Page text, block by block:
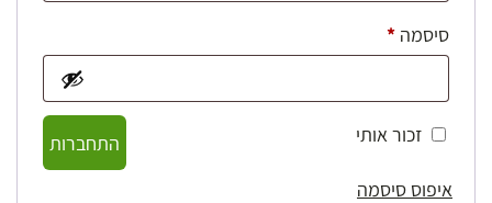
סיסמה *חובה
זכור אותי
התחברות
איפוס סיסמה